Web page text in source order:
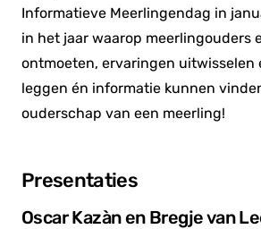
Informatieve Meerlingendag in
in het jaar waarop meerlingouders
ontmoeten, ervaringen uitwisselen
leggen én informatie kunnen
ouderschap van een meerling!
Presentaties
Oscar Kazàn en Bregje van